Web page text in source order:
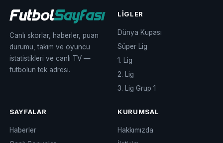
Canlı skorlar, haberler, puan
durumu, takım ve oyuncu
istatistikleri ve canlı TV —
futbolun tek adresi.
LIGLER
Dünya Kupası
Süper Lig
1. Lig
2. Lig
3. Lig Grup 1
SAYFALAR
Haberler
KURUMSAL
Hakkımızda